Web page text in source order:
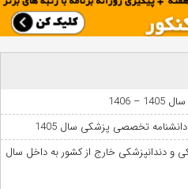
1406
تخصصی پزشکی سال 1405
و دندانپزشکی خارج از کشور به داخل سال